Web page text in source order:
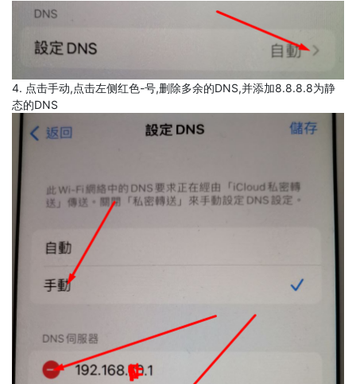
4. 点击手动,点击左侧红色-号,删除多余的DNS,并添加8.8.8.8为静
态的DNS